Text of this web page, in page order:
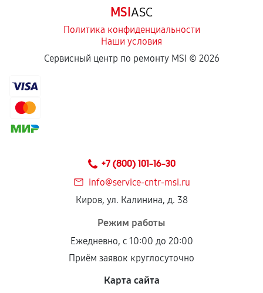
отдельных условиях.
Если комплектующие куплены
сохраняться полностью или частично, если
соблюдены следующие условия:
центром.
При этом гарантия на сами комплектующие
продавца. За качество сторонних деталей
сервисный центр ответственности не несет.
MSIASC
Политика конфиденциальности
Наши условия
Сервисный центр по ремонту MSI © 2026
+7 (800) 101-16-30
info@service-cntr-msi.ru
Киров, ул. Калинина, д. 38
Режим работы
Ежедневно, с 10:00 до 20:00
Приём заявок круглосуточно
Карта сайта